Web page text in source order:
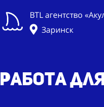
BTL агентство
Заринск
Работа